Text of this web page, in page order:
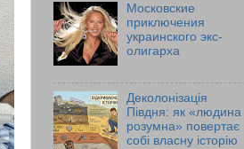
Московские
приключения
украинского экс-
олигарха
Деколонізація
Півдня: як «людина
розумна» повертає
собі власну історію